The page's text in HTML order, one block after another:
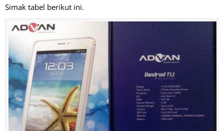
Simak tabel berikut ini.